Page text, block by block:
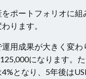
ポートフォリオに
ります。
用成果が大きく変
になります。
となり、5年後は